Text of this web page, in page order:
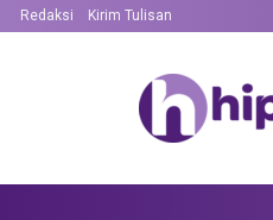
Redaksi Kirim Tulisan